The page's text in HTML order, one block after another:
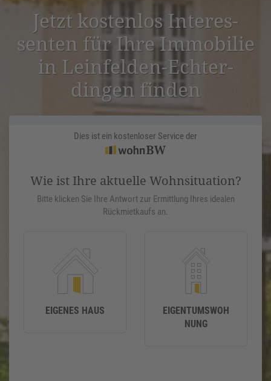
Jetzt kostenlos Inter­es­
senten für Ihre Immobilie
in Leinfelden-Echter­
dingen finden
Dies ist ein kostenloser Service der
Wie ist Ihre aktuelle Wohnsituation?
Bitte klicken Sie Ihre Antwort zur Ermittlung Ihres idealen
Rückmietkaufs an.
EIGENES HAUS
EIGENTUMSWOH
NUNG